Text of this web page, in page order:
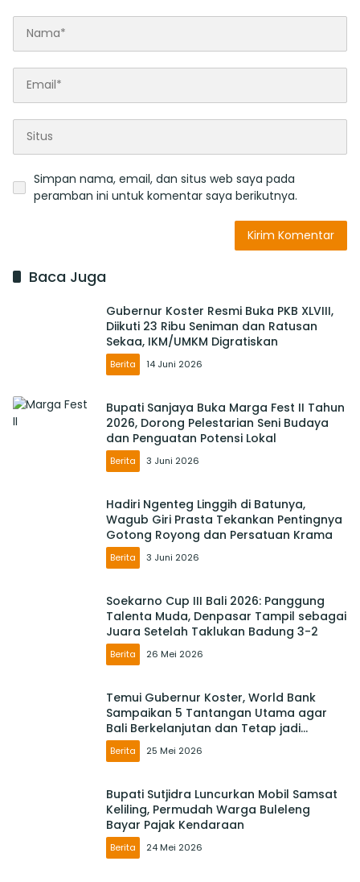
Simpan nama, email, dan situs web saya pada
peramban ini untuk komentar saya berikutnya.
Baca Juga
Gubernur Koster Resmi Buka PKB XLVIII,
Diikuti 23 Ribu Seniman dan Ratusan
Sekaa, IKM/UMKM Digratiskan
Berita 14 Juni 2026
Bupati Sanjaya Buka Marga Fest II Tahun
2026, Dorong Pelestarian Seni Budaya
dan Penguatan Potensi Lokal
Berita 3 Juni 2026
Hadiri Ngenteg Linggih di Batunya,
Wagub Giri Prasta Tekankan Pentingnya
Gotong Royong dan Persatuan Krama
Berita 3 Juni 2026
Soekarno Cup III Bali 2026: Panggung
Talenta Muda, Denpasar Tampil sebagai
Juara Setelah Taklukan Badung 3-2
Berita 26 Mei 2026
Temui Gubernur Koster, World Bank
Sampaikan 5 Tantangan Utama agar
Bali Berkelanjutan dan Tetap jadi
Primadona
Berita 25 Mei 2026
Bupati Sutjidra Luncurkan Mobil Samsat
Keliling, Permudah Warga Buleleng
Bayar Pajak Kendaraan
Berita 24 Mei 2026